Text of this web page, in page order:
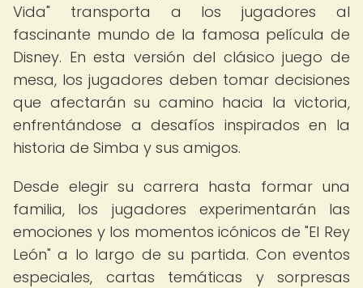
Vida" transporta a los jugadores al
fascinante mundo de la famosa película de
Disney. En esta versión del clásico juego de
mesa, los jugadores deben tomar decisiones
que afectarán su camino hacia la victoria,
enfrentándose a desafíos inspirados en la
historia de Simba y sus amigos.
Desde elegir su carrera hasta formar una
familia, los jugadores experimentarán las
emociones y los momentos icónicos de "El Rey
León" a lo largo de su partida. Con eventos
especiales, cartas temáticas y sorpresas